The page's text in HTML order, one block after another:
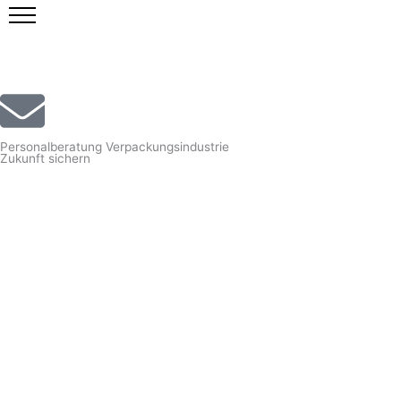
Zum
Personalberatung Verpackungsindustrie
Zukunft sichern